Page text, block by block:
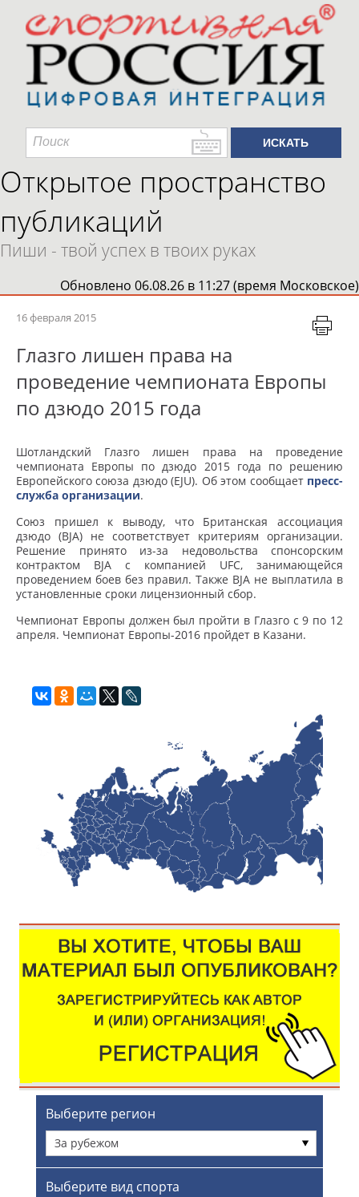
Открытое пространство
публикаций
Пиши - твой успех в твоих руках
Обновлено 06.08.26 в 11:27 (время Московское)
16 февраля 2015
Глазго лишен права на
проведение чемпионата Европы
по дзюдо 2015 года
Шотландский Глазго лишен права на проведение
чемпионата Европы по дзюдо 2015 года по решению
Европейского союза дзюдо (EJU). Об этом сообщает пресс-
служба организации.
Союз пришел к выводу, что Британская ассоциация
дзюдо (BJA) не соответствует критериям организации.
Решение принято из-за недовольства спонсорским
контрактом BJA с компанией UFC, занимающейся
проведением боев без правил. Также BJA не выплатила в
установленные сроки лицензионный сбор.
Чемпионат Европы должен был пройти в Глазго с 9 по 12
апреля. Чемпионат Европы-2016 пройдет в Казани.
Выберите регион
За рубежом
Выберите вид спорта